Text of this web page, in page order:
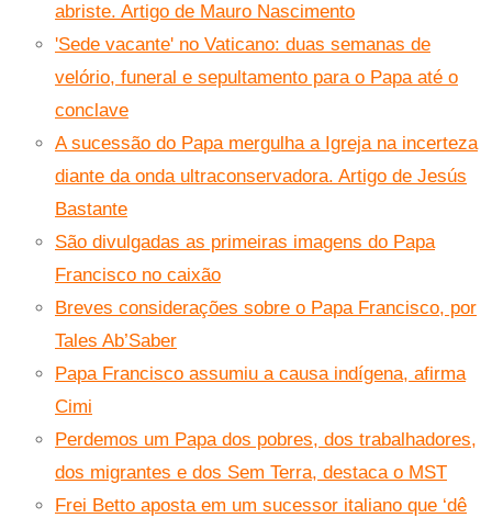
abriste. Artigo de Mauro Nascimento
'Sede vacante' no Vaticano: duas semanas de
velório, funeral e sepultamento para o Papa até o
conclave
A sucessão do Papa mergulha a Igreja na incerteza
diante da onda ultraconservadora. Artigo de Jesús
Bastante
São divulgadas as primeiras imagens do Papa
Francisco no caixão
Breves considerações sobre o Papa Francisco, por
Tales Ab’Saber
Papa Francisco assumiu a causa indígena, afirma
Cimi
Perdemos um Papa dos pobres, dos trabalhadores,
dos migrantes e dos Sem Terra, destaca o MST
Frei Betto aposta em um sucessor italiano que ‘dê